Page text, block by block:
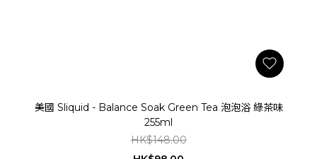
美國 Sliquid - Balance Soak Green Tea 泡泡浴 綠茶味
255ml
HK$148.00